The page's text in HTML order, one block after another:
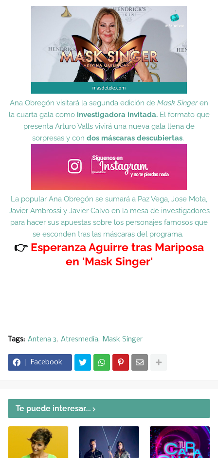
Ana Obregón visitará la segunda edición de Mask Singeren
la cuarta gala como investigadora invitada. El formato que
presenta Arturo Valls vivirá una nueva gala llena de
sorpresas y con dos máscaras descubiertas.
La popular Ana Obregón se sumará a Paz Vega, Jose Mota,
Javier Ambrossi y Javier Calvo en la mesa de investigadores
para hacer sus apuestas sobre los personajes famosos que
se esconden tras las máscaras del programa.
👉 Esperanza Aguirre tras Mariposa
en 'Mask Singer'
Tags: Antena 3 Atresmedia Mask Singer
Facebook
Te puede interesar...